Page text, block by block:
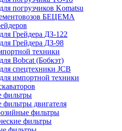
погрузчиков Komatsu
БЕЦЕМА
Грейдера ДЗ-122
Грейдера ДЗ-98
техники
Bobcat (Бобкэт)
спецтехники JCB
импортной техники
фильтры
двигателя
фильтры
фильтры